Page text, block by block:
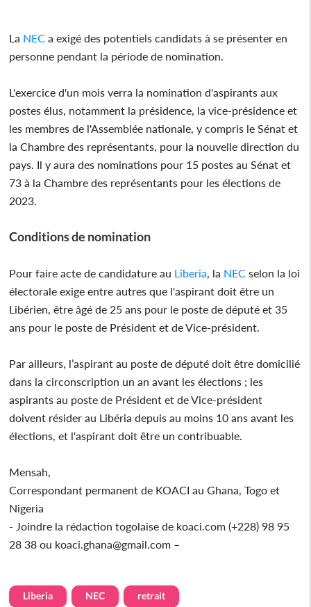
La NEC a exigé des potentiels candidats à se présenter en
personne pendant la période de nomination.
L'exercice d'un mois verra la nomination d'aspirants aux
postes élus, notamment la présidence, la vice-présidence et
les membres de l'Assemblée nationale, y compris le Sénat et
la Chambre des représentants, pour la nouvelle direction du
pays. Il y aura des nominations pour 15 postes au Sénat et
73 à la Chambre des représentants pour les élections de
2023.
Conditions de nomination
Pour faire acte de candidature au Liberia , la NEC selon la loi
électorale exige entre autres que l'aspirant doit être un
Libérien, être âgé de 25 ans pour le poste de député et 35
ans pour le poste de Président et de Vice-président.
Par ailleurs, l’aspirant au poste de député doit être domicilié
dans la circonscription un an avant les élections ; les
aspirants au poste de Président et de Vice-président
doivent résider au Libéria depuis au moins 10 ans avant les
élections, et l'aspirant doit être un contribuable.
Mensah,
Correspondant permanent de KOACI au Ghana, Togo et
Nigeria
- Joindre la rédaction togolaise de koaci.com (+228) 98 95
28 38 ou koaci.ghana@gmail.com –
Liberia NEC retrait